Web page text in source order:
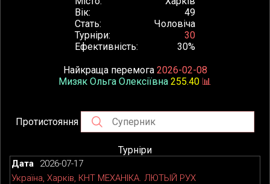
Вік
49
Стать
Чоловіча
Турніри
30
Ефективність
30%
Найкраща перемога 2026-02-08
Мизяк Ольга Олексіївна 255.40 📊
Протистояння
Турніри
2026-07-17
Україна, Харків, КНТ МЕХАНІКА. ЛЮТЫЙ РУХ